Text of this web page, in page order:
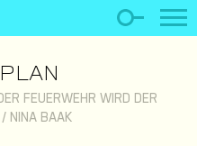
FEUERWEHR WIRD DER
/ NINA BAAK